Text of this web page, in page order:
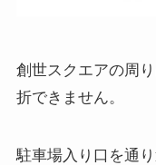
創世スクエアの周
折できません。
駐車場入り口を通